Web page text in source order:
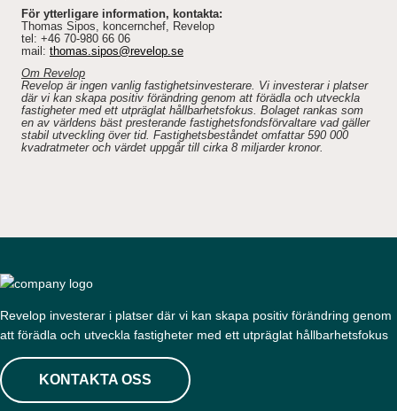
För ytterligare information, kontakta:
Thomas Sipos, koncernchef, Revelop
tel: +46 70-980 66 06
mail: thomas.sipos@revelop.se
Om Revelop
Revelop är ingen vanlig fastighetsinvesterare. Vi investerar i platser
där vi kan skapa positiv förändring genom att förädla och utveckla
fastigheter med ett utpräglat hållbarhetsfokus. Bolaget rankas som
en av världens bäst presterande fastighetsfondsförvaltare vad gäller
stabil utveckling över tid. Fastighetsbeståndet omfattar 590 000
kvadratmeter och värdet uppgår till cirka 8 miljarder kronor.
Revelop investerar i platser där vi kan skapa positiv förändring genom
att förädla och utveckla fastigheter med ett utpräglat hållbarhetsfokus
KONTAKTA OSS